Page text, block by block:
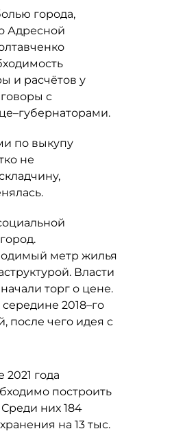
города,
Адресной
и расчётов у
с
по выкупу
не
метр жилья
Власти
торг о цене.
2018–го
после чего идея с
года
построить
них 184
на 13 тыс.